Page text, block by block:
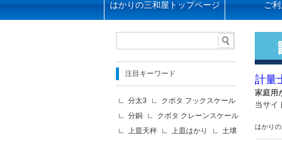
はかりの三和屋トップページ ご
計量
家庭用
当サイ
はかり
注目キーワード
分太3
クボタ フックスケール
分銅
クボタ クレーンスケール
上皿天秤
上皿はかり
土壌